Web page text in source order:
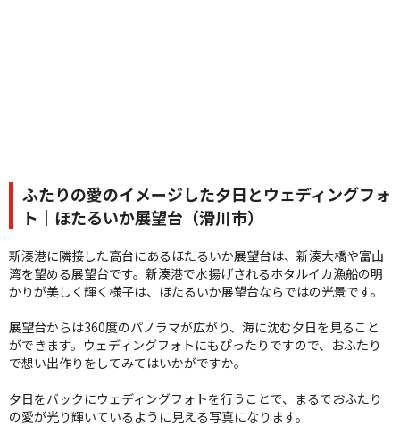
ふたりの愛のイメージした夕日とウェディングフォ
ト｜ほたるいか展望台（滑川市）
新湊港に隣接した高台にあるほたるいか展望台は、新湊大橋や富山
湾を望める展望台です。新湊港で水揚げされるホタルイカ漁船の明
かりが美しく輝く様子は、ほたるいか展望台ならではの光景です。
展望台からは360度のパノラマが広がり、海に沈む夕日を見ること
ができます。ウェディングフォトにもぴったりですので、おふたり
で想い出作りをしてみてはいかがですか。
夕日をバックにウェディングフォトを行うことで、まるでおふたり
の愛が光り輝いているように見える写真になります。